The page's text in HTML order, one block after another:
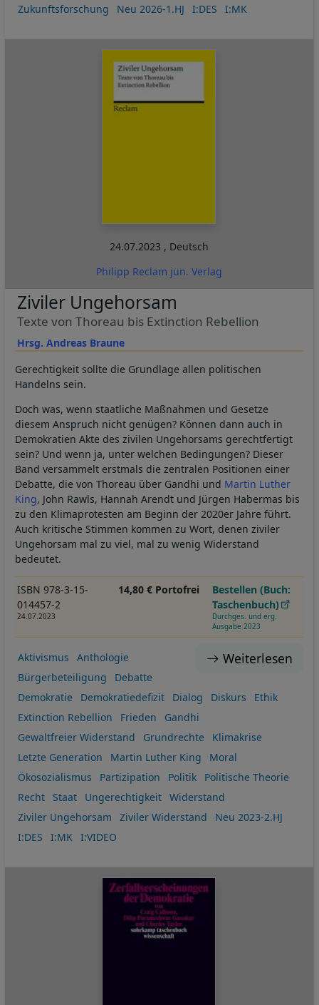
Zukunftsforschung
Neu 2026-1.HJ I:DES I:MK
24.07.2023 , Deutsch
Philipp Reclam jun. Verlag
Hrsg. Andreas Braune
Ziviler Ungehorsam
Texte von Thoreau bis Extinction Rebellion
Gerechtigkeit sollte die Grundlage allen politischen
Handelns sein.
Doch was, wenn staatliche Maßnahmen und Gesetze
diesem Anspruch nicht genügen? Können dann auch in
Demokratien Akte des zivilen Ungehorsams gerechtfertigt
sein? Und wenn ja, unter welchen Bedingungen? Dieser
Band versammelt erstmals die zentralen Positionen einer
Debatte, die von Thoreau über Gandhi und Martin Luther
King, John Rawls, Hannah Arendt und Jürgen Habermas bis
zu den Klimaprotesten am Beginn der 2020er Jahre führt.
Auch kritische Stimmen kommen zu Wort, denen ziviler
Ungehorsam mal zu viel, mal zu wenig Widerstand
bedeutet.
ISBN 978-3-15-
014457-2
24.07.2023
14,80 € Portofrei
Bestellen (Buch:
Taschenbuch)
Durchges. und erg.
Ausgabe 2023
Weiterlesen
Aktivismus
Anthologie
Bürgerbeteiligung
Debatte
Demokratie
Demokratiedefizit Dialog Diskurs
Ethik
Extinction Rebellion
Frieden
Gandhi
Gewaltfreier Widerstand
Grundrechte
Klimakrise
Letzte Generation
Martin Luther King
Moral
Ökosozialismus
Partizipation Politik
Politische Theorie
Recht
Staat Ungerechtigkeit
Widerstand
Ziviler Ungehorsam
Ziviler Widerstand
Neu 2023-2.HJ
I:DES
I:MK I:VIDEO